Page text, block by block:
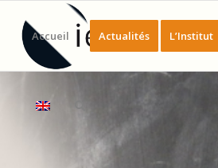
Accueil Actualités L’Institut